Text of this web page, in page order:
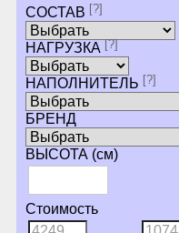
СОСТАВ [?]
НАГРУЗКА [?]
НАПОЛНИТЕЛЬ [?]
БРЕНД
ВЫСОТА (см)
Стоимость